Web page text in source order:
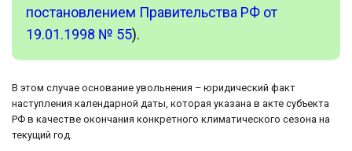
постановлением Правительства РФ от
19.01.1998 № 55).
В этом случае основание увольнения – юридический факт
наступления календарной даты, которая указана в акте субъекта
РФ в качестве окончания конкретного климатического сезона на
текущий год.